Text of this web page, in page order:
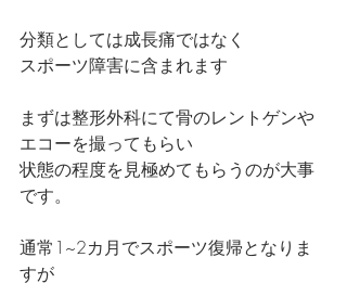
分類としては成長痛ではなく
スポーツ障害に含まれます
まずは整形外科にて骨のレントゲンや
エコーを撮ってもらい
状態の程度を見極めてもらうのが大事
です。
通常1~2カ月でスポーツ復帰となりま
すが